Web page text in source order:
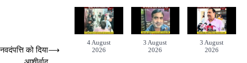
को दिया⟶
4 August
2026
3 August
2026
3 August
2026